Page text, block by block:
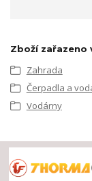
Zboží zařazeno
Zahrada
Čerpadla a
Vodárny